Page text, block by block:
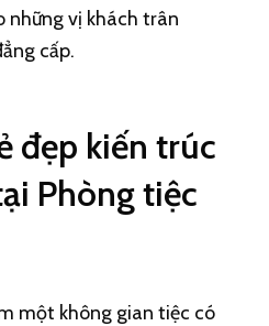
những vị khách trân
cấp.
đẹp kiến trúc
Phòng tiệc
một không gian tiệc có